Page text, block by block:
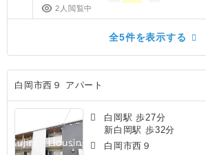
2人閲覧中
全5件を表示する
白岡市西９ アパート
白岡駅 歩27分
新白岡駅 歩32分
白岡市西９